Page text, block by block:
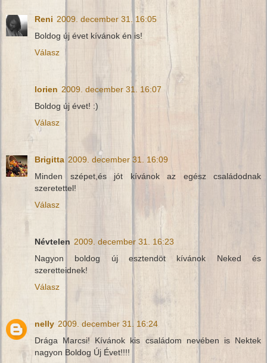
Reni 2009. december 31. 16:05
Boldog új évet kívánok én is!
Válasz
lorien 2009. december 31. 16:07
Boldog új évet! :)
Válasz
Brigitta 2009. december 31. 16:09
Minden szépet,és jót kívánok az egész családodnak
szeretettel!
Válasz
Névtelen 2009. december 31. 16:23
Nagyon boldog új esztendöt kívánok Neked és
szeretteidnek!
Válasz
nelly 2009. december 31. 16:24
Drága Marcsi! Kívánok kis családom nevében is Nektek
nagyon Boldog Új Évet!!!!